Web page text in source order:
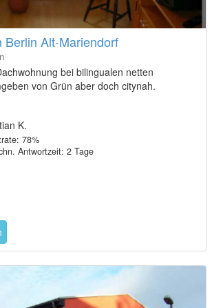
Berlin Alt-Mariendorf
bei bilingualen netten
von Grün aber doch citynah.
K.
78%
Antwortzeit: 2 Tage